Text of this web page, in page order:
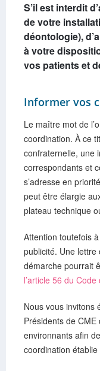
S’il est interdit
de votre
déontologie),
à votre
vos patients et
Informer vos
Le maître mot de
coordination. À ce
confraternelle, une
correspondants et
s’adresse en
peut être élargie
plateau technique
Attention toutefois
publicité. Une lettre
démarche pourrait
l’article 56 du
Nous vous invitons
Présidents de
environnants afin
coordination